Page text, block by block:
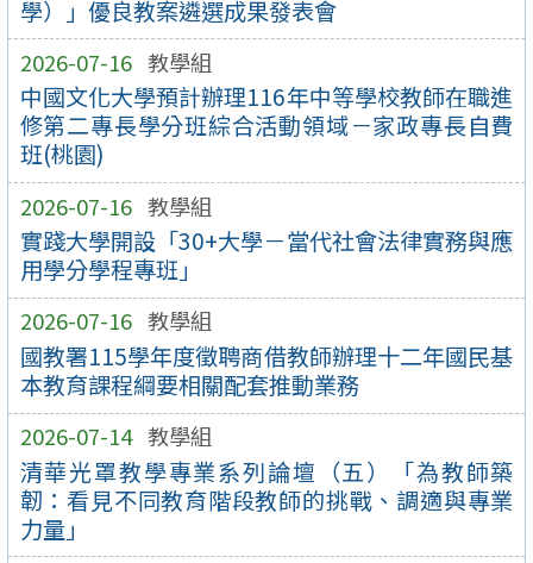
學）」優良教案遴選成果發表會
2026-07-16 教學組
中國文化大學預計辦理116年中等學校教師在職進
修第二專長學分班綜合活動領域－家政專長自費
班(桃園)
2026-07-16 教學組
實踐大學開設「30+大學－當代社會法律實務與應
用學分學程專班」
2026-07-16 教學組
國教署115學年度徵聘商借教師辦理十二年國民基
本教育課程綱要相關配套推動業務
2026-07-14 教學組
清華光罩教學專業系列論壇（五）「為教師築
韌：看見不同教育階段教師的挑戰、調適與專業
力量」